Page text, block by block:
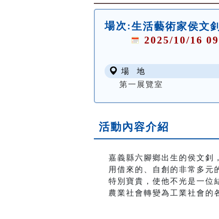
場次:生活藝術家侯文
2025/10/16
場 地
第一展覽室
活動內容介紹
嘉義縣六腳鄉出生的侯文釗
用借來的、自創的非常多元
特別寶貴，使他不光是一位
農業社會轉變為工業社會的